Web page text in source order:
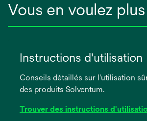
Vous en voulez plus
Instructions d'utilisation
Conseils détaillés sur l'utilisation
des produits Solventum.
Trouver des instructions